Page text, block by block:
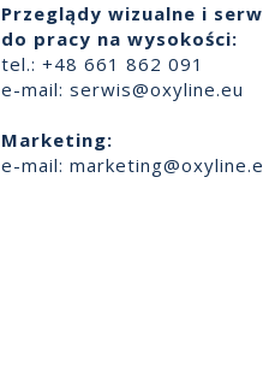
Przeglądy wizualne i
do pracy na wysokości:
tel.: +48 661 862 091
e-mail: serwis@oxyline.eu
Marketing:
e-mail: